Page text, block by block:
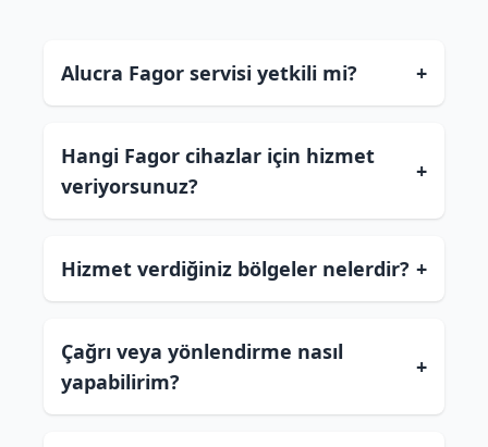
Alucra Fagor servisi yetkili mi? +
Hangi Fagor cihazlar için hizmet
veriyorsunuz?
+
Hizmet verdiğiniz bölgeler nelerdir? +
Çağrı veya yönlendirme nasıl
yapabilirim?
+